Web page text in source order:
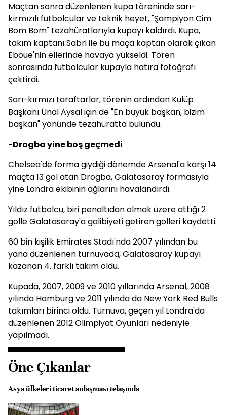
Maçtan sonra düzenlenen kupa töreninde sarı-
kırmızılı futbolcular ve teknik heyet, "Şampiyon Cim
Bom Bom" tezahüratlarıyla kupayı kaldırdı. Kupa,
takım kaptanı Sabri ile bu maça kaptan olarak çıkan
Eboue'nin ellerinde havaya yükseldi. Tören
sonrasında futbolcular kupayla hatıra fotoğrafı
çektirdi.
Sarı-kırmızı taraftarlar, törenin ardından Kulüp
Başkanı Ünal Aysal için de "En büyük başkan, bizim
başkan" yönünde tezahüratta bulundu.
-Drogba yine boş geçmedi
Chelsea'de forma giydiği dönemde Arsenal'a karşı 14
maçta 13 gol atan Drogba, Galatasaray formasıyla
yine Londra ekibinin ağlarını havalandırdı.
Yıldız futbolcu, biri penaltıdan olmak üzere attığı 2
golle Galatasaray'a galibiyeti getiren golleri kaydetti.
60 bin kişilik Emirates Stadı'nda 2007 yılından bu
yana düzenlenen turnuvada, Galatasaray kupayı
kazanan 4. farklı takım oldu.
Kupada, 2007, 2009 ve 2010 yıllarında Arsenal, 2008
yılında Hamburg ve 2011 yılında da New York Red Bulls
takımları birinci oldu. Turnuva, geçen yıl Londra'da
düzenlenen 2012 Olimpiyat Oyunları nedeniyle
yapılmadı.
Öne Çıkanlar
Asya ülkeleri ticaret anlaşması telaşında